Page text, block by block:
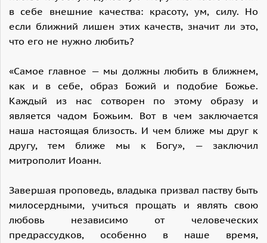
в себе внешние качества: красоту, ум, силу. Но
если ближний лишен этих качеств, значит ли это,
что его не нужно любить?
«Самое главное — мы должны любить в ближнем,
как и в себе, образ Божий и подобие Божье.
Каждый из нас сотворен по этому образу и
является чадом Божьим. Вот в чем заключается
наша настоящая близость. И чем ближе мы друг к
другу, тем ближе мы к Богу», — заключил
митрополит Иоанн.
Завершая проповедь, владыка призвал паству быть
милосердными, учиться прощать и являть свою
любовь независимо от человеческих
предрассудков, особенно в наше время,